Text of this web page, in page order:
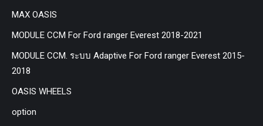
MAX OASIS
MODULE CCM For Ford ranger Everest 2018-2021
MODULE CCM. ระบบ Adaptive For Ford ranger Everest 2015-
2018
OASIS WHEELS
option